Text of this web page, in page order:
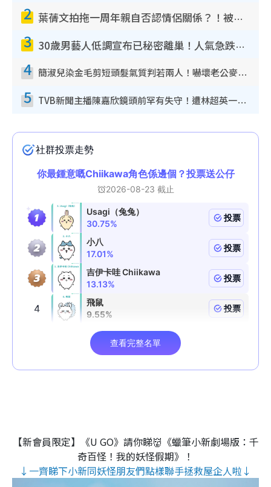
2 葉蒨文拍拖一周年親自否認情侶關係？！被質疑感情造假竟稱GM「普通同事」
3 30歲男藝人低調宣布已秘密離巢！人氣急跌變失蹤人口︰「這幾年過得並不容易」
4 簡淑兒染金毛剪短頭髮氣質判若兩人！嚇壞老公麥大力都認唔出：「你做咩事？」
5 TVB新聞主播陳嘉欣鏡頭前罕有失守！遭林超英一句說話突襲嚇親當場大笑
【新會員限定】《U GO》請你睇👹《蠟筆小新劇場版：千
奇百怪！我的妖怪假期》！
↓一齊睇下小新同妖怪朋友們點樣聯手拯救屋企人啦↓